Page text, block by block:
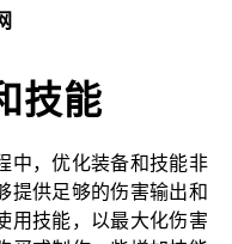
技能
中，优化装备和技能非
提供足够的伤害输出和
用技能，以最大化伤害